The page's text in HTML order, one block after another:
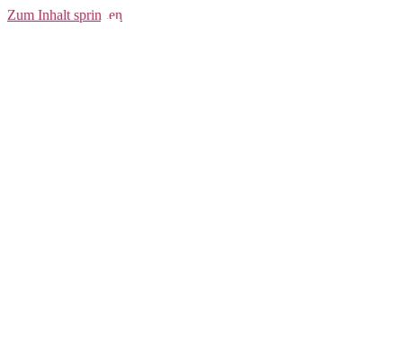
Zum Inhalt springenFZ Hood W